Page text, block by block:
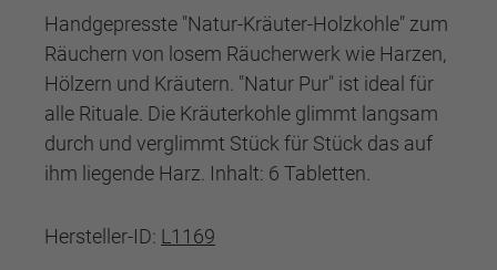
Handgepresste "Natur-Kräuter-Holzkohle" zum
Räuchern von losem Räucherwerk wie Harzen,
Hölzern und Kräutern. "Natur Pur" ist ideal für
alle Rituale. Die Kräuterkohle glimmt langsam
durch und verglimmt Stück für Stück das auf
ihm liegende Harz. Inhalt: 6 Tabletten.
Hersteller-ID: L1169